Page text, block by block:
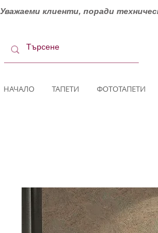
Уважаеми клиенти, поради
НАЧАЛО ТАПЕТИ ФОТОТАПЕТИ